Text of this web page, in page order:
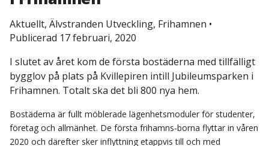
Aktuellt, Älvstranden Utveckling, Frihamnen •
Publicerad 17 februari, 2020
I slutet av året kom de första bostäderna med tillfälligt
bygglov på plats på Kvillepiren intill Jubileumsparken i
Frihamnen. Totalt ska det bli 800 nya hem.
Bostäderna är fullt möblerade lägenhetsmoduler för studenter,
företag och allmänhet. De första frihamns-borna flyttar in våren
2020 och därefter sker inflyttning etappvis till och med